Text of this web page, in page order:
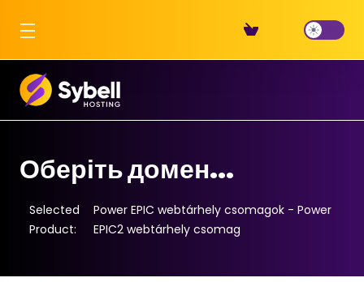
Оберіть домен...
Selected
Product:
Power EPIC webtárhely csomagok - Power
EPIC2 webtárhely csomag